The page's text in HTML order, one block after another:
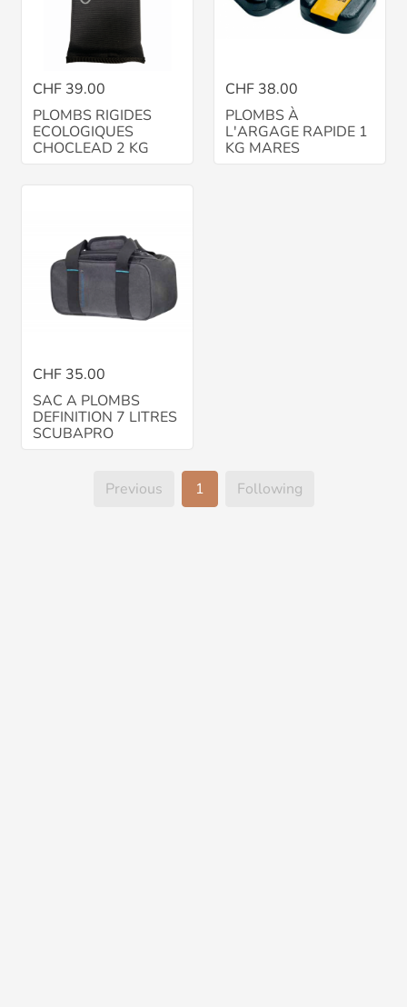
CHF 39.00
PLOMBS RIGIDES
ECOLOGIQUES
CHOCLEAD 2 KG
CHF 38.00
PLOMBS À
L'ARGAGE RAPIDE 1
KG MARES
CHF 35.00
SAC A PLOMBS
DEFINITION 7 LITRES
SCUBAPRO
Previous 1 Following